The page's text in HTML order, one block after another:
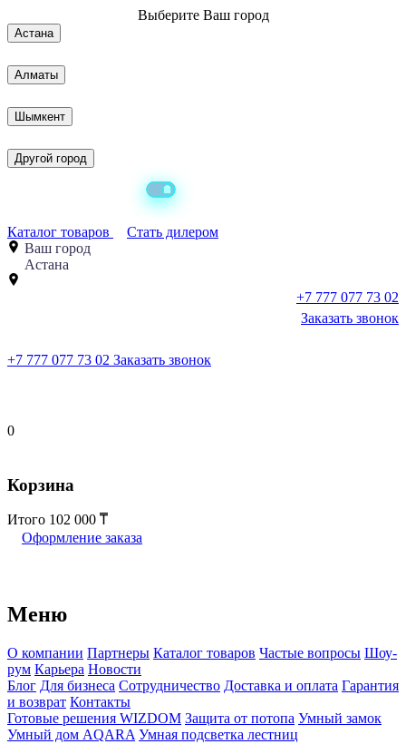
Выберите Ваш город
Астана
Алматы
Шымкент
Другой город
Каталог товаров
Стать дилером
Ваш город
Астана
+7 777 077 73 02
Заказать звонок
+7 777 077 73 02 Заказать звонок
0
Корзина
Итого 102 000
Оформление заказа
Меню
О компании Партнеры Каталог товаров Частые вопросы Шоу-
рум Карьера Новости
Блог Для бизнеса Сотрудничество Доставка и оплата Гарантия
и возврат Контакты
Готовые решения WIZDOM Защита от потопа Умный замок
Умный дом AQARA Умная подсветка лестниц